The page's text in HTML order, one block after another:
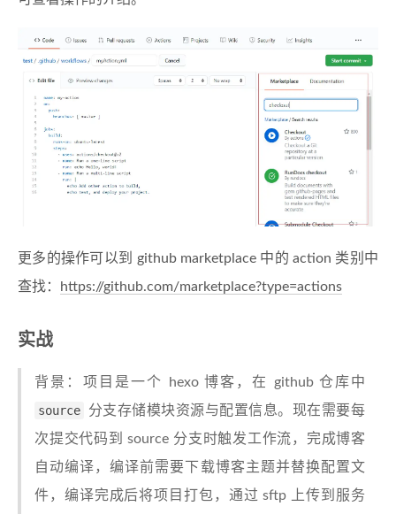
更多的操作可以到 github marketplace 中的 action 类别中
查找：
https://github.com/marketplace?type=actions
实战
背景：项目是一个 hexo 博客，在 github 仓库中
source
分支存储模块资源与配置信息。现在需要每
次提交代码到 source 分支时触发工作流，完成博客
自动编译，编译前需要下载博客主题并替换配置文
件，编译完成后将项目打包，通过 sftp 上传到服务